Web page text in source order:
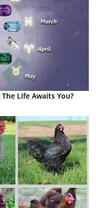
Life Awaits You?